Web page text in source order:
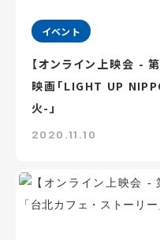
イベント
【オンライン上映会
映画「LIGHT UP
火-」
2020.11.10